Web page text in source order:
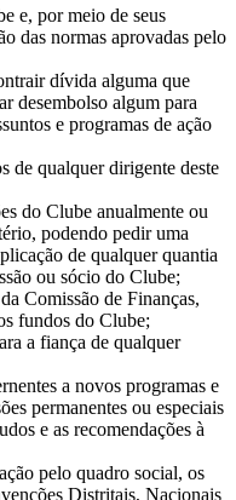
e, por meio de seus
das normas aprovadas pelo
dívida alguma que
desembolso algum para
e programas de ação
de qualquer dirigente deste
do Clube anualmente ou
podendo pedir uma
de qualquer quantia
ou sócio do Clube;
Comissão de Finanças,
fundos do Clube;
a fiança de qualquer
a novos programas e
permanentes ou especiais
e as recomendações à
pelo quadro social, os
Distritais, Nacionais